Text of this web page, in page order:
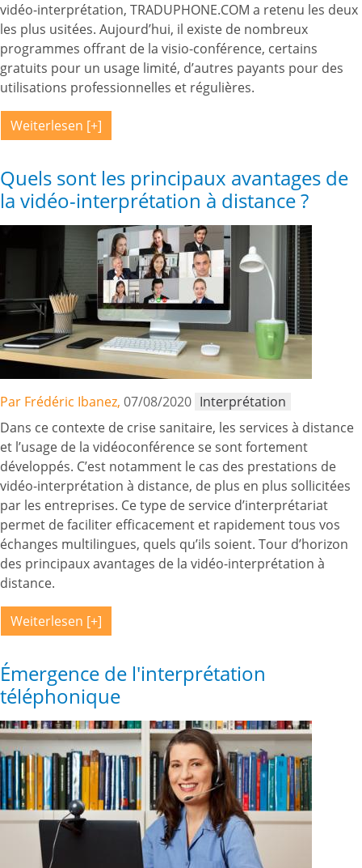
vidéo-interprétation, TRADUPHONE.COM a retenu les deux
les plus usitées. Aujourd’hui, il existe de nombreux
programmes offrant de la visio-conférence, certains
gratuits pour un usage limité, d’autres payants pour des
utilisations professionnelles et régulières.
Weiterlesen
Quels sont les principaux avantages de
la vidéo-interprétation à distance ?
Par Frédéric Ibanez, 07/08/2020 Interprétation
Dans ce contexte de crise sanitaire, les services à distance
et l’usage de la vidéoconférence se sont fortement
développés. C’est notamment le cas des prestations de
vidéo-interprétation à distance, de plus en plus sollicitées
par les entreprises. Ce type de service d’interprétariat
permet de faciliter efficacement et rapidement tous vos
échanges multilingues, quels qu’ils soient. Tour d’horizon
des principaux avantages de la vidéo-interprétation à
distance.
Weiterlesen
Émergence de l'interprétation
téléphonique